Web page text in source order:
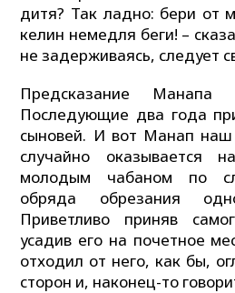
дитя? Так ладно: бери от
келин немедля беги! –
не задерживаясь, следует
Предсказание Манапа
Последующие два года
сыновей. И вот Манап наш
случайно оказывается
молодым чабаном по
обряда обрезания
Приветливо приняв
усадив его на почетное
отходил от него, как бы,
сторон и, наконец-то